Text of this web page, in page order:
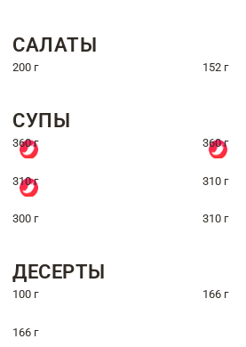
САЛАТЫ
200 г 152 г
СУПЫ
360 г 360 г
310 г 310 г
300 г 310 г
ДЕСЕРТЫ
100 г 166 г
166 г